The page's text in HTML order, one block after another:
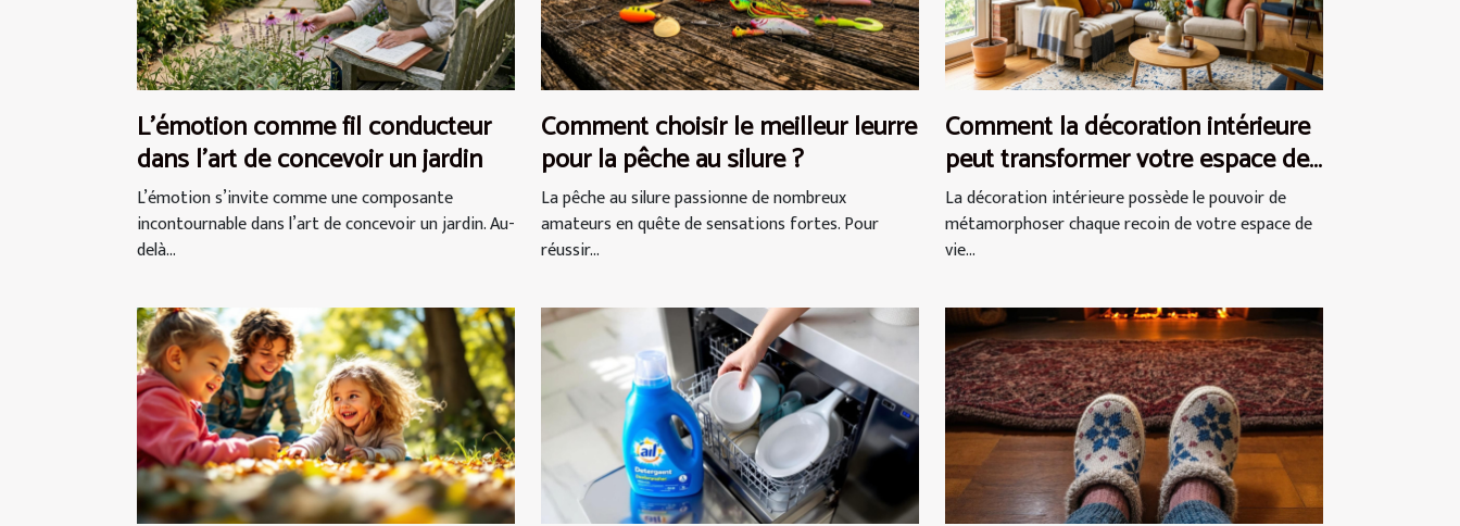
L’émotion comme fil conducteur
dans l’art de concevoir un jardin
L’émotion s’invite comme une composante
incontournable dans l’art de concevoir un jardin. Au-
delà...
Comment choisir le meilleur leurre
pour la pêche au silure ?
La pêche au silure passionne de nombreux
amateurs en quête de sensations fortes. Pour
réussir...
Comment la décoration intérieure
peut transformer votre espace de
vie ?
La décoration intérieure possède le pouvoir de
métamorphoser chaque recoin de votre espace de
vie...